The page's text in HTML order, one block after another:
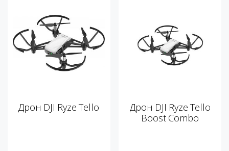
Дрон DJI Ryze Tello
Дрон DJI Ryze Tello
Boost Combo